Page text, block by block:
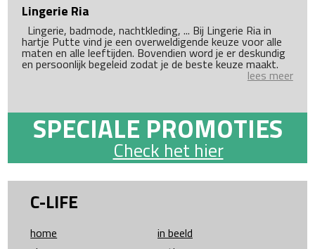
Lingerie Ria
Lingerie, badmode, nachtkleding, ... Bij Lingerie Ria in
hartje Putte vind je een overweldigende keuze voor alle
maten en alle leeftijden. Bovendien word je er deskundig
en persoonlijk begeleid zodat je de beste keuze maakt.
lees meer
SPECIALE PROMOTIES
Check het hier
C-LIFE
home
in beeld